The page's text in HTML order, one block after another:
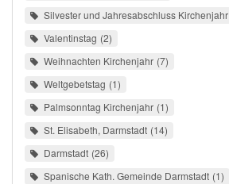
Silvester und Jahresabschluss Kirchenjahr
Valentinstag 2
Weihnachten Kirchenjahr 7
Weltgebetstag 1
Palmsonntag Kirchenjahr 1
St. Elisabeth, Darmstadt 14
Darmstadt 26
Spanische Kath. Gemeinde Darmstadt 1